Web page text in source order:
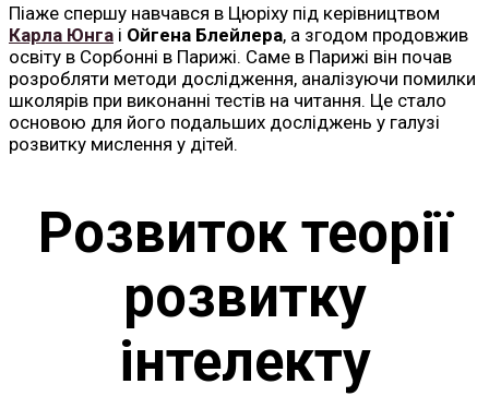
Піаже спершу навчався в Цюріху під керівництвом
Карла Юнга і Ойгена Блейлера, а згодом продовжив
освіту в Сорбонні в Парижі. Саме в Парижі він почав
розробляти методи дослідження, аналізуючи помилки
школярів при виконанні тестів на читання. Це стало
основою для його подальших досліджень у галузі
розвитку мислення у дітей.
Розвиток теорії
розвитку
інтелекту